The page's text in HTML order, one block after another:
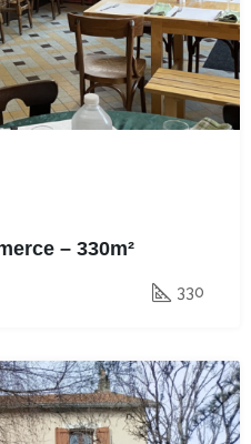
– 330m²
330